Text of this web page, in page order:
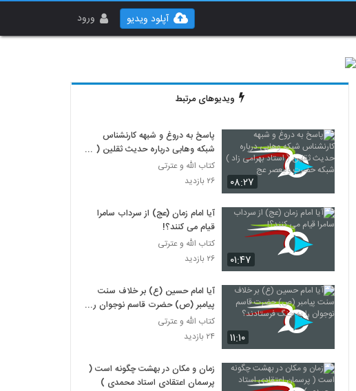
ورود آپلود ویدیو
ویدیوهای مرتبط
۰۸:۲۷
پاسخ به دروغ و شبهه کارنشناس
شبکه وهابی درباره حدیث ثقلین (
استاد بهرامی زاد ) شبکه حضرت
ولیعصر عج
کتاب الله و عترتی
۲۶ بازدید
۰۱:۴۷
آیا امام زمان (عج) از سرداب سامرا
قیام می کنند؟!
کتاب الله و عترتی
۲۶ بازدید
۱۱:۱۰
آیا امام حسین (ع) بر خلاف سنت
پیامبر (ص) حضرت قاسم نوجوان را
به جنگ فرستادند؟
کتاب الله و عترتی
۲۴ بازدید
زمان و مکان در بهشت چگونه است (
پرسمان اعتقادی استاد محمدی )